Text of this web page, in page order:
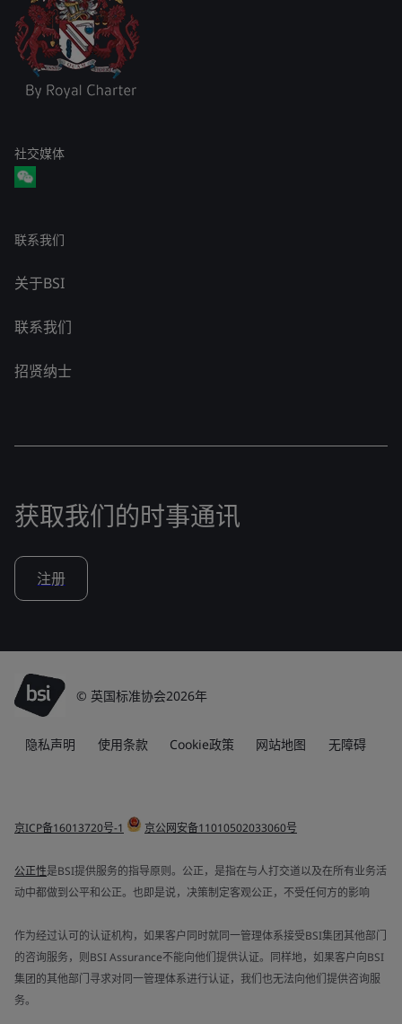
社交媒体
联系我们
关于BSI
联系我们
招贤纳士
获取我们的时事通讯
注册
© 英国标准协会2026年
隐私声明 使用条款 Cookie政策 网站地图 无障碍
京ICP备16013720号-1 京公网安备11010502033060号
公正性是BSI提供服务的指导原则。公正，是指在与人打交道以及在所有业务活
动中都做到公平和公正。也即是说，决策制定客观公正，不受任何方的影响
作为经过认可的认证机构，如果客户同时就同一管理体系接受BSI集团其他部门
的咨询服务，则BSI Assurance不能向他们提供认证。同样地，如果客户向BSI
集团的其他部门寻求对同一管理体系进行认证，我们也无法向他们提供咨询服
务。